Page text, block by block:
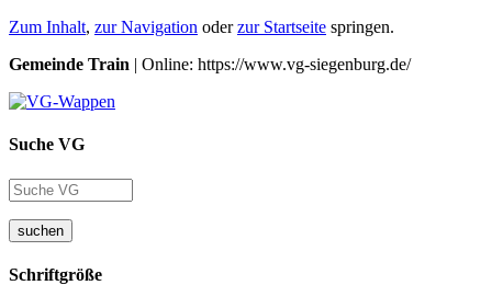
Zum Inhalt, zur Navigation oderzur Startseite springen.
Gemeinde Train | Online: https://www.vg-siegenburg.de/
Suche VG
suchen
Schriftgröße